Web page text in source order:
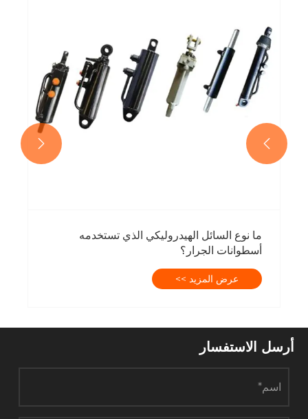
ما نوع السائل الهيدروليكي الذي تستخدمه
أسطوانات الجرار؟
عرض المزيد >>


أرسل الاستفسار